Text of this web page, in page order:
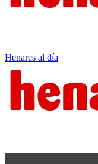
Henares al día